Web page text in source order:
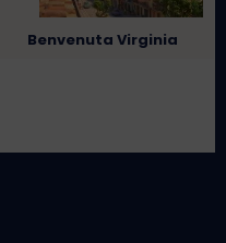
Benvenuta Virginia